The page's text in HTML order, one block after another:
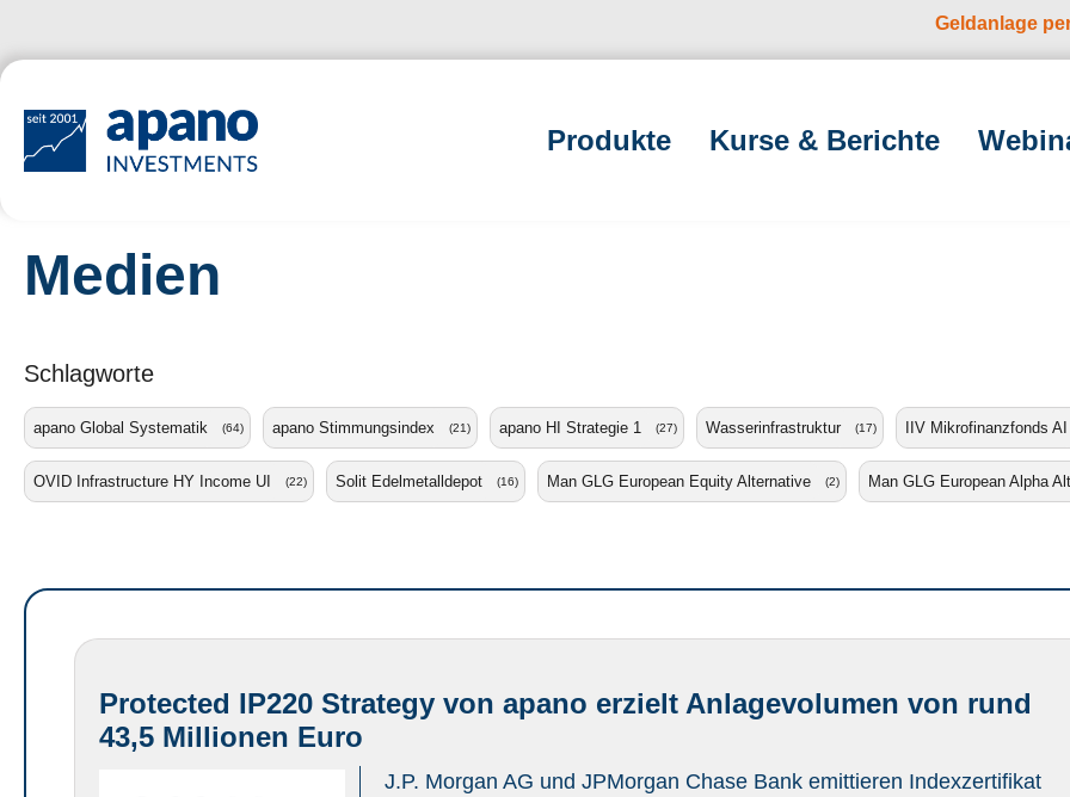
Geldanlage
Produkte Kurse & Berichte
Medien
Schlagworte
apano Global Systematik (64) apano Stimmungsindex (21) apano HI Strategie 1 (27) Wasserinfrastruktur (17) IIV Mikrofinanzfonds AI
OVID Infrastructure HY Income UI (22) Solit Edelmetalldepot (16) Man GLG European Equity Alternative (2) Man GLG European Alpha
Protected IP220 Strategy von apano erzielt Anlagevolumen von rund
43,5 Millionen Euro
J.P. Morgan AG und JPMorgan Chase Bank emittieren Indexzertifikat